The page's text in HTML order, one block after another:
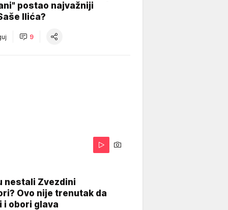
postao najvažniji
Ilića?
9
nestali Zvezdini
Ovo nije trenutak da
i obori glava